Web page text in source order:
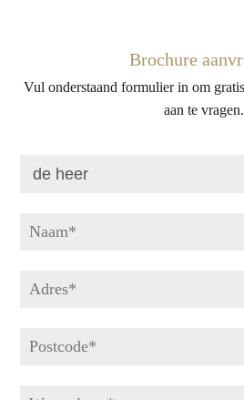
Brochure
Vul onderstaand formulier in om
aan te vragen.